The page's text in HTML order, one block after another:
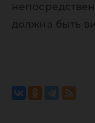
должна быть